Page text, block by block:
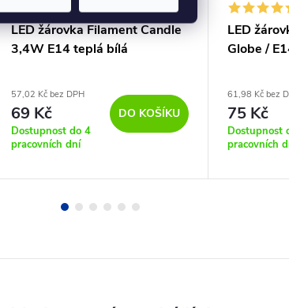
LED žárovka Filament Candle
3,4W E14 teplá bílá
57,02 Kč bez DPH
69 Kč
Dostupnost do 4
pracovních dní
DO KOŠÍKU
LED
Globe /
61,98 Kč bez
75 Kč
Dostupnost
pracovních